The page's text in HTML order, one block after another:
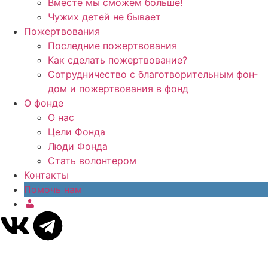
Вме­сте мы смо­жем боль­ше!
Чужих детей не быва­ет
Пожерт­во­ва­ния
Послед­ние пожерт­во­ва­ния
Как сде­лать пожерт­во­ва­ние?
Сотруд­ни­че­ство с бла­го­тво­ри­тель­ным фон­
дом и пожерт­во­ва­ния в фонд
О фон­де
О нас
Цели Фон­да
Люди Фон­да
Стать волон­те­ром
Кон­так­ты
Помочь нам
филь